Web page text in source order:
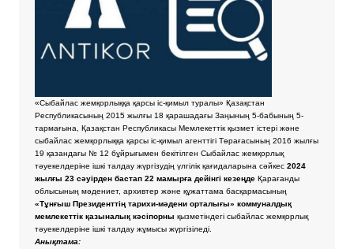
«Сыбайлас жемқорлыққа қарсы іс-қимыл туралы» Қазақстан
Республикасының 2015 жылғы 18 қарашадағы Заңының 5-бабының 5-
тармағына, Қазақстан Республикасы Мемлекеттік қызмет істері және
сыбайлас жемқорлыққа қарсы іс-қимыл агенттігі Төрағасының 2016 жылғы
19 қазандағы № 12 бұйрығымен бекітілген Сыбайлас жемқорлық
тәуекелдеріне ішкі талдау жүргізудің үлгілік қағидаларына сәйкес2024
жылғы 23 сәуірден бастап 22 мамырға дейінгі кезеңде Қарағанды
облысының мәдениет, архивтер және құжаттама басқармасының
«Тұнғыш Президенттің тарихи-мәдени орталығы» коммуналдық
мемлекеттік қазыналық кәсіпорны қызметіндегі сыбайлас жемқорлық
тәуекелдеріне ішкі талдау жұмысы жүргізіледі.
Анықтама: